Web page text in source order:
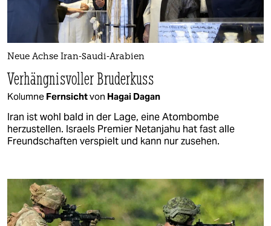
Neue Achse Iran-Saudi-Arabien
Verhängnisvoller Bruderkuss
Kolumne Fernsichtvon Hagai Dagan
Iran ist wohl bald in der Lage, eine Atombombe
herzustellen. Israels Premier Netanjahu hat fast alle
Freundschaften verspielt und kann nur zusehen.